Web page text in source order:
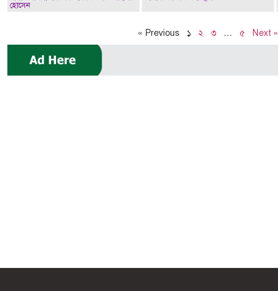
হোসেন
« Previous ১ ২ ৩ … ৫ Next »